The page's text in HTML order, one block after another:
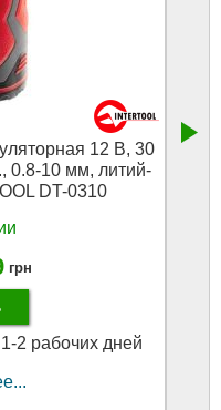
12 В, 30
0.8-10 мм, литий-
DT-0310
грн
2 рабочих дней